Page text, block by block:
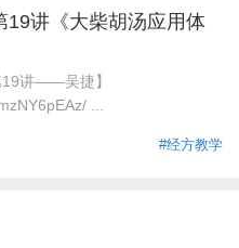
19讲《大柴胡汤应用体
19讲——吴捷】
...
#经方教学